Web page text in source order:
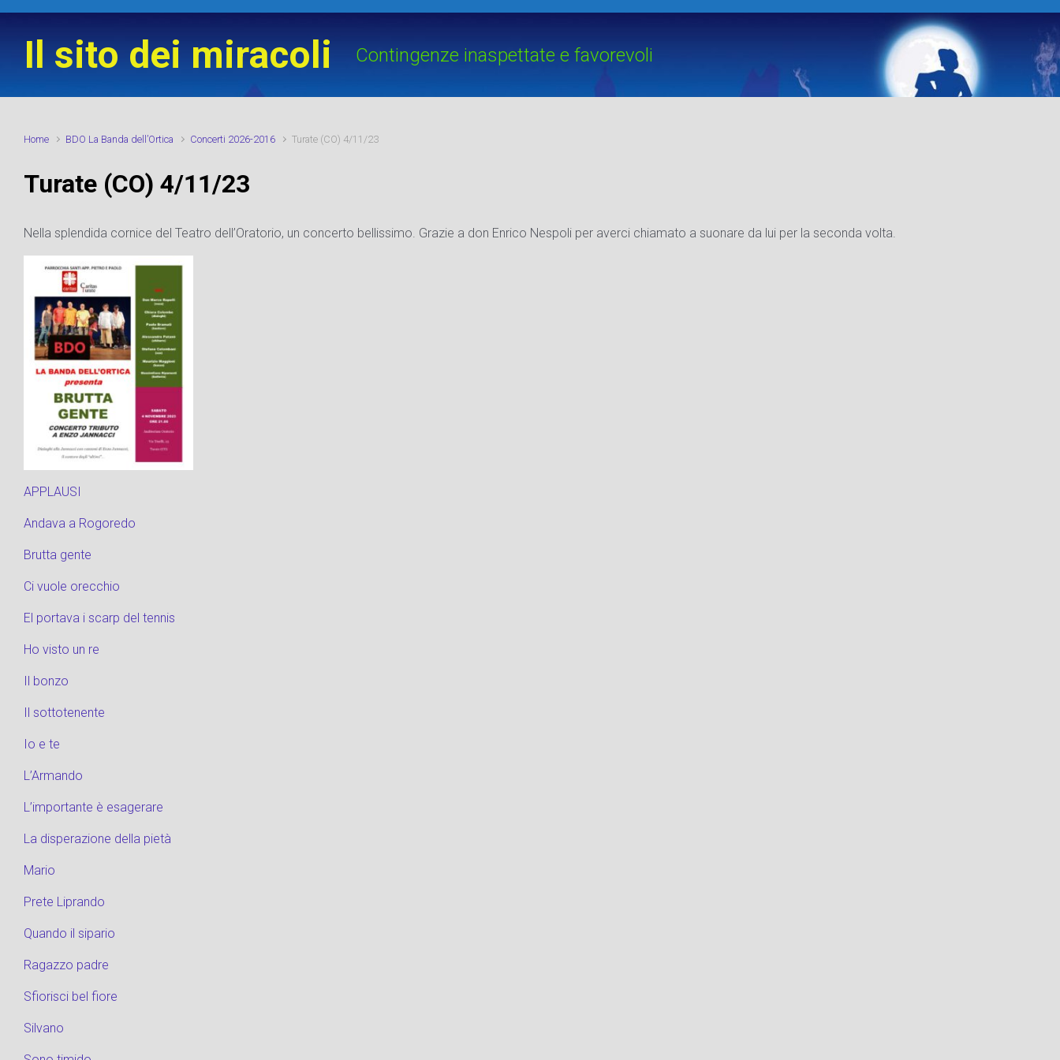
Il sito dei miracoli Contingenze inaspettate e favorevoli
Home BDO La Banda dell’Ortica Concerti 2026-2016 Turate (CO) 4/11/23
Turate (CO) 4/11/23
Nella splendida cornice del Teatro dell’Oratorio, un concerto bellissimo. Grazie a don Enrico Nespoli per averci chiamato a suonare da lui per la seconda volta.
APPLAUSI
Andava a Rogoredo
Brutta gente
Ci vuole orecchio
El portava i scarp del tennis
Ho visto un re
Il bonzo
Il sottotenente
Io e te
L’Armando
L’importante è esagerare
La disperazione della pietà
Mario
Prete Liprando
Quando il sipario
Ragazzo padre
Sfiorisci bel fiore
Silvano